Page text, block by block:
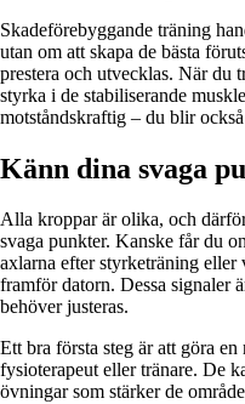
Skadeförebyggande träning
utan om att skapa de bästa
prestera och utvecklas. När du
styrka i de stabiliserande
motståndskraftig – du blir
Känn dina svaga
Alla kroppar är olika, och
svaga punkter. Kanske får du
axlarna efter styrketräning
framför datorn. Dessa signaler
behöver justeras.
Ett bra första steg är att göra
fysioterapeut eller tränare. De
övningar som stärker de